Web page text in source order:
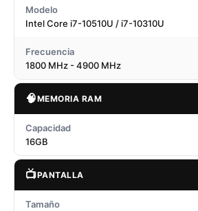
Modelo
Intel Core i7-10510U / i7-10310U
Frecuencia
1800 MHz - 4900 MHz
🧠MEMORIA RAM
Capacidad
16GB
📺PANTALLA
Tamaño